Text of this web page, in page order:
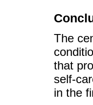
The
that
self-
in the